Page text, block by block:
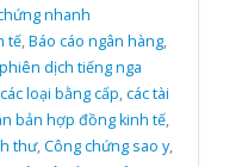
nhanh
tế,Báo cáo ngân hàng,
dịch tiếng nga
các loại bằng cấp,các tài
bản hợp đồng kinh tế,
thư,Công chứng sao y,